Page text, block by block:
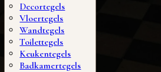
Decortegels
Vloertegels
Wandtegels
Toilettegels
Keukentegels
Badkamertegels